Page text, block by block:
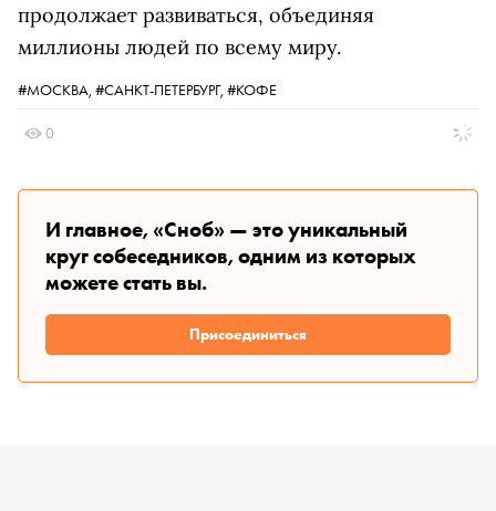
продолжает развиваться, объединяя
миллионы людей по всему миру.
#МОСКВА, #САНКТ-ПЕТЕРБУРГ, #КОФЕ
0
И главное, «Сноб» — это уникальный
круг собеседников, одним из которых
можете стать вы.
Присоединиться